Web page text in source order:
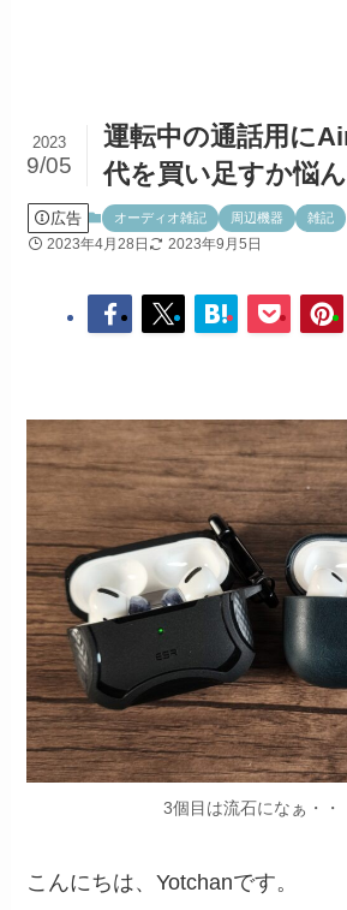
運転中の通話用に
代を買い足すか悩
2023
9/05
広告 オーディオ雑記 周辺機器 雑記
2023年4月28日 2023年9月5日
3個目は流石になぁ・・
こんにちは、Yotchanです。